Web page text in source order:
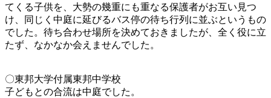
てくる子供を、大勢の幾重にも重なる保護者がお互い見つ
け、同じく中庭に延びるバス停の待ち行列に並ぶというもの
でした。待ち合わせ場所を決めておきましたが、全く役に立
たず、なかなか会えませんでした。
〇東邦大学付属東邦中学校
子どもとの合流は中庭でした。